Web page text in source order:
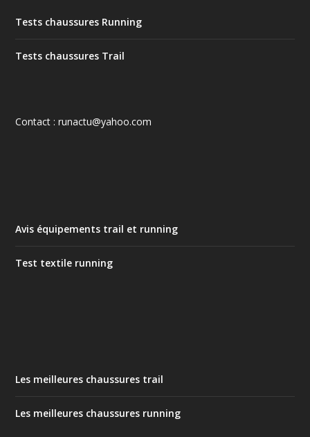
Tests chaussures Running
Tests chaussures Trail
Contact : runactu@yahoo.com
Avis équipements trail et running
Test textile running
Les meilleures chaussures trail
Les meilleures chaussures running